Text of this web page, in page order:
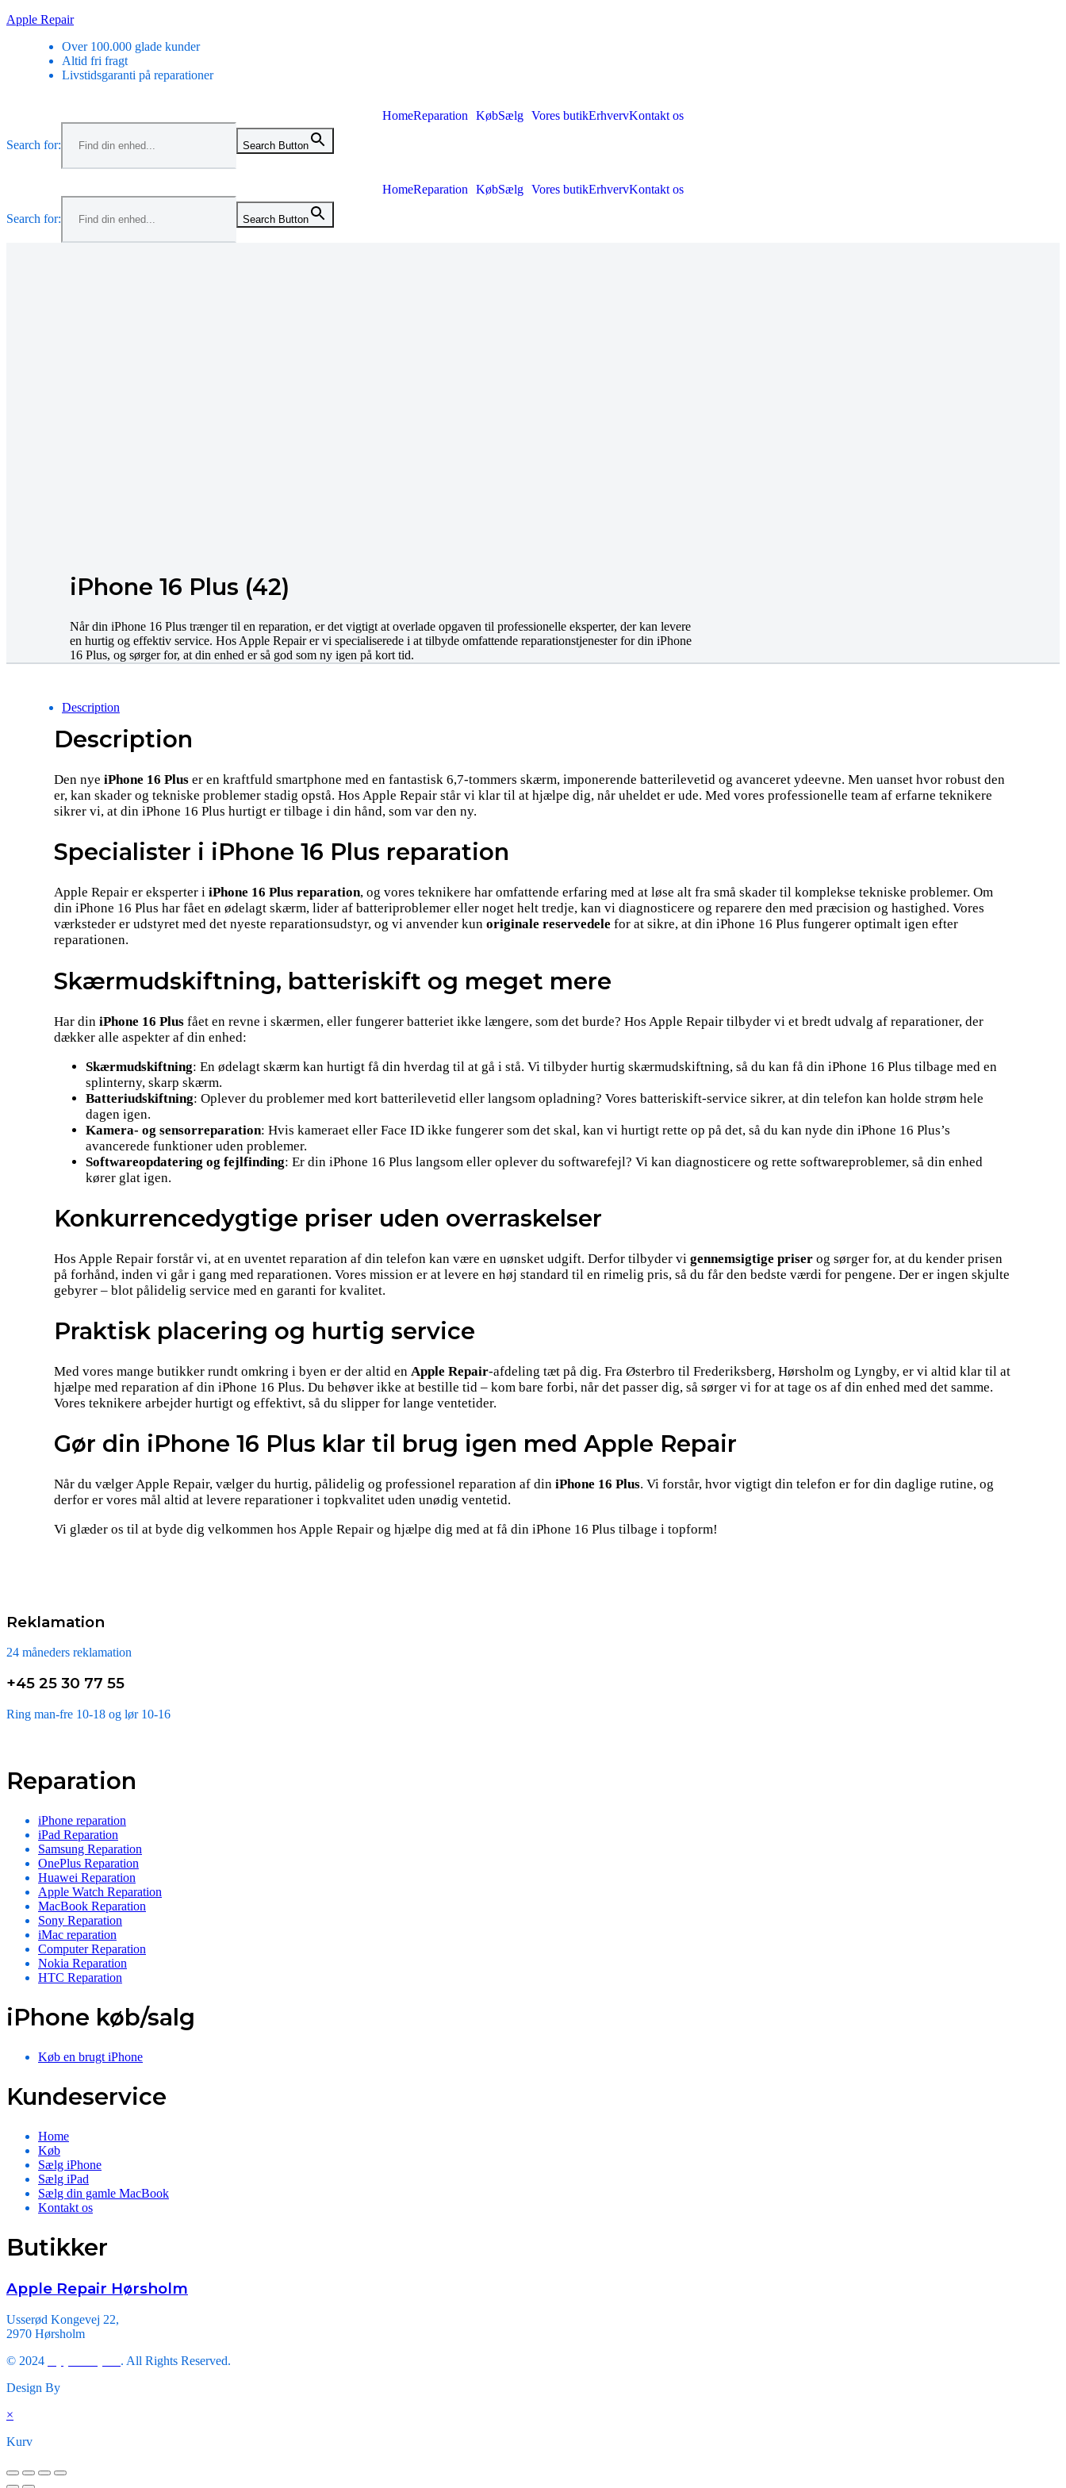
Skip
Apple Repair
Over 100.000 glade kunder
Altid fri fragt
Livstidsgaranti på reparationer
HomeReparation KøbSælg Vores butikErhvervKontakt os
Search for: Search Button
HomeReparation KøbSælg Vores butikErhvervKontakt os
Search for: Search Button
iPhone 16 Plus (42)
Når din iPhone 16 Plus trænger til en reparation, er det vigtigt at overlade opgaven til professionelle eksperter, der kan levere
en hurtig og effektiv service. Hos Apple Repair er vi specialiserede i at tilbyde omfattende reparationstjenester for din iPhone
16 Plus, og sørger for, at din enhed er så god som ny igen på kort tid.
Description
Description
Den nye iPhone 16 Plus er en kraftfuld smartphone med en fantastisk 6,7-tommers skærm, imponerende batterilevetid og avanceret ydeevne. Men uanset hvor robust den
er, kan skader og tekniske problemer stadig opstå. Hos Apple Repair står vi klar til at hjælpe dig, når uheldet er ude. Med vores professionelle team af erfarne teknikere
sikrer vi, at din iPhone 16 Plus hurtigt er tilbage i din hånd, som var den ny.
Specialister i iPhone 16 Plus reparation
Apple Repair er eksperter i iPhone 16 Plus reparation, og vores teknikere har omfattende erfaring med at løse alt fra små skader til komplekse tekniske problemer. Om
din iPhone 16 Plus har fået en ødelagt skærm, lider af batteriproblemer eller noget helt tredje, kan vi diagnosticere og reparere den med præcision og hastighed. Vores
værksteder er udstyret med det nyeste reparationsudstyr, og vi anvender kun originale reservedele for at sikre, at din iPhone 16 Plus fungerer optimalt igen efter
reparationen.
Skærmudskiftning, batteriskift og meget mere
Har din iPhone 16 Plus fået en revne i skærmen, eller fungerer batteriet ikke længere, som det burde? Hos Apple Repair tilbyder vi et bredt udvalg af reparationer, der
dækker alle aspekter af din enhed:
Skærmudskiftning: En ødelagt skærm kan hurtigt få din hverdag til at gå i stå. Vi tilbyder hurtig skærmudskiftning, så du kan få din iPhone 16 Plus tilbage med en
splinterny, skarp skærm.
Batteriudskiftning: Oplever du problemer med kort batterilevetid eller langsom opladning? Vores batteriskift-service sikrer, at din telefon kan holde strøm hele
dagen igen.
Kamera- og sensorreparation: Hvis kameraet eller Face ID ikke fungerer som det skal, kan vi hurtigt rette op på det, så du kan nyde din iPhone 16 Plus’s
avancerede funktioner uden problemer.
Softwareopdatering og fejlfinding: Er din iPhone 16 Plus langsom eller oplever du softwarefejl? Vi kan diagnosticere og rette softwareproblemer, så din enhed
kører glat igen.
Konkurrencedygtige priser uden overraskelser
Hos Apple Repair forstår vi, at en uventet reparation af din telefon kan være en uønsket udgift. Derfor tilbyder vi gennemsigtige priser og sørger for, at du kender prisen
på forhånd, inden vi går i gang med reparationen. Vores mission er at levere en høj standard til en rimelig pris, så du får den bedste værdi for pengene. Der er ingen skjulte
gebyrer – blot pålidelig service med en garanti for kvalitet.
Praktisk placering og hurtig service
Med vores mange butikker rundt omkring i byen er der altid en Apple Repair-afdeling tæt på dig. Fra Østerbro til Frederiksberg, Hørsholm og Lyngby, er vi altid klar til at
hjælpe med reparation af din iPhone 16 Plus. Du behøver ikke at bestille tid – kom bare forbi, når det passer dig, så sørger vi for at tage os af din enhed med det samme.
Vores teknikere arbejder hurtigt og effektivt, så du slipper for lange ventetider.
Gør din iPhone 16 Plus klar til brug igen med Apple Repair
Når du vælger Apple Repair, vælger du hurtig, pålidelig og professionel reparation af din iPhone 16 Plus. Vi forstår, hvor vigtigt din telefon er for din daglige rutine, og
derfor er vores mål altid at levere reparationer i topkvalitet uden unødig ventetid.
Vi glæder os til at byde dig velkommen hos Apple Repair og hjælpe dig med at få din iPhone 16 Plus tilbage i topform!
Reklamation
24 måneders reklamation
+45 25 30 77 55
Ring man-fre 10-18 og lør 10-16
Reparation
iPhone reparation
iPad Reparation
Samsung Reparation
OnePlus Reparation
Huawei Reparation
Apple Watch Reparation
MacBook Reparation
Sony Reparation
iMac reparation
Computer Reparation
Nokia Reparation
HTC Reparation
iPhone køb/salg
Køb en brugt iPhone
Kundeservice
Home
Køb
Sælg iPhone
Sælg iPad
Sælg din gamle MacBook
Kontakt os
Butikker
Apple Repair Hørsholm
Usserød Kongevej 22,
2970 Hørsholm
© 2024
. All Rights Reserved.
Design By
×
Kurv